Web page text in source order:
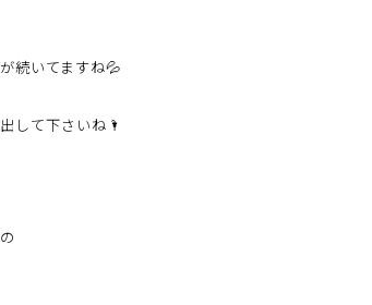
続いてますね💦
して下さいね🌂